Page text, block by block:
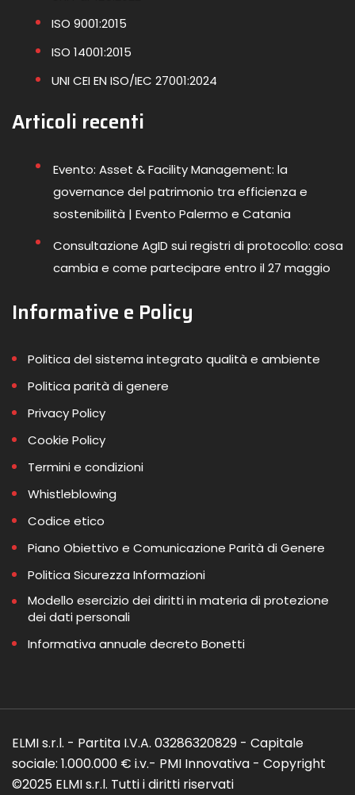
ISO 9001:2015
ISO 14001:2015
UNI CEI EN ISO/IEC 27001:2024
Articoli recenti
Evento: Asset & Facility Management: la
governance del patrimonio tra efficienza e
sostenibilità | Evento Palermo e Catania
Consultazione AgID sui registri di protocollo: cosa
cambia e come partecipare entro il 27 maggio
Informative e Policy
Politica del sistema integrato qualità e ambiente
Politica parità di genere
Privacy Policy
Cookie Policy
Termini e condizioni
Whistleblowing
Codice etico
Piano Obiettivo e Comunicazione Parità di Genere
Politica Sicurezza Informazioni
Modello esercizio dei diritti in materia di protezione
dei dati personali
Informativa annuale decreto Bonetti
ELMI s.r.l. - Partita I.V.A. 03286320829 - Capitale
sociale: 1.000.000 € i.v.- PMI Innovativa - Copyright
©2025 ELMI s.r.l. Tutti i diritti riservati